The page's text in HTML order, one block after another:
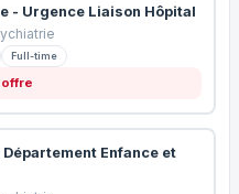
- Urgence Liaison Hôpital
Full-time
Enfance et